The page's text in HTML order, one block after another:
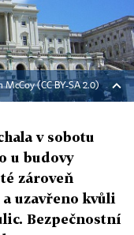
McCoy (CC BY-SA 2.0)
v sobotu
u budovy
zároveň
uzavřeno kvůli
Bezpečnostní